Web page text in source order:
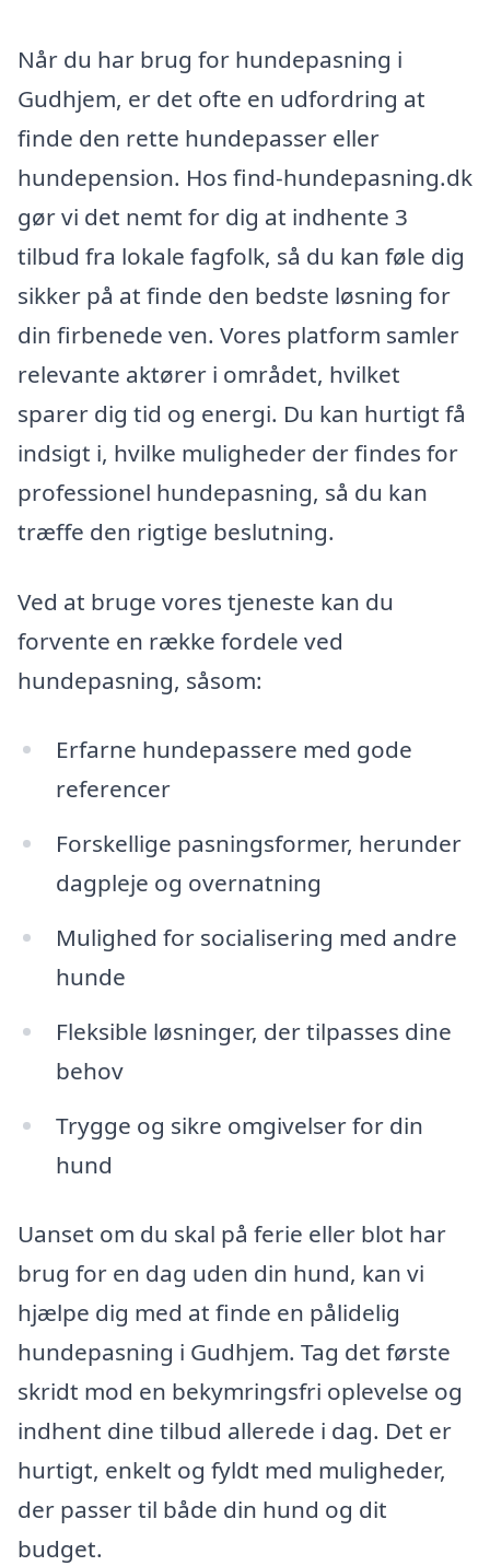
Når du har brug for hundepasning i
Gudhjem, er det ofte en udfordring at
finde den rette hundepasser eller
hundepension. Hos find-hundepasning.dk
gør vi det nemt for dig at indhente 3
tilbud fra lokale fagfolk, så du kan føle dig
sikker på at finde den bedste løsning for
din firbenede ven. Vores platform samler
relevante aktører i området, hvilket
sparer dig tid og energi. Du kan hurtigt få
indsigt i, hvilke muligheder der findes for
professionel hundepasning, så du kan
træffe den rigtige beslutning.
Ved at bruge vores tjeneste kan du
forvente en række fordele ved
hundepasning, såsom:
Erfarne hundepassere med gode
referencer
Forskellige pasningsformer, herunder
dagpleje og overnatning
Mulighed for socialisering med andre
hunde
Fleksible løsninger, der tilpasses dine
behov
Trygge og sikre omgivelser for din
hund
Uanset om du skal på ferie eller blot har
brug for en dag uden din hund, kan vi
hjælpe dig med at finde en pålidelig
hundepasning i Gudhjem. Tag det første
skridt mod en bekymringsfri oplevelse og
indhent dine tilbud allerede i dag. Det er
hurtigt, enkelt og fyldt med muligheder,
der passer til både din hund og dit
budget.